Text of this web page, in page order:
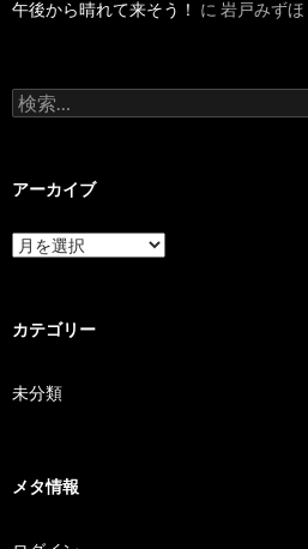
午後から晴れて来そう！ に 岩戸みずほ
検索:
アーカイブ
アーカイブ
カテゴリー
未分類
メタ情報